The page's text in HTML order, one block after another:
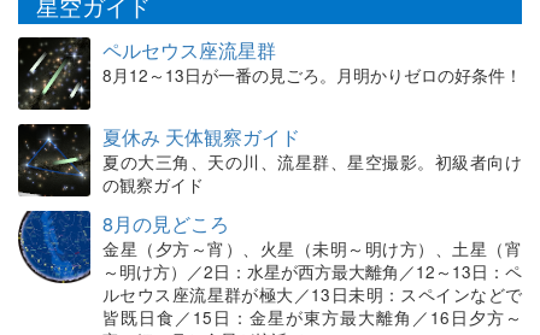
ペルセウス座流星群
8月12～13日が一番の見ごろ。月明かりゼロの好条件！
夏休み 天体観察ガイド
夏の大三角、天の川、流星群、星空撮影。初級者向け
の観察ガイド
8月の見どころ
金星（夕方～宵）、火星（未明～明け方）、土星（宵
～明け方）／2日：水星が西方最大離角／12～13日：ペ
ルセウス座流星群が極大／13日未明：スペインなどで
皆既日食／15日：金星が東方最大離角／16日夕方～